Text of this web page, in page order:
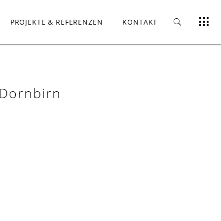
PROJEKTE & REFERENZEN KONTAKT